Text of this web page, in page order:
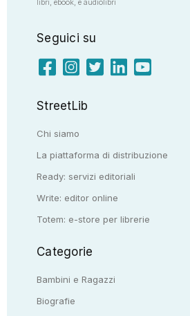
libri, ebook, e audiolibri
Seguici su
StreetLib
Chi siamo
La piattaforma di distribuzione
Ready: servizi editoriali
Write: editor online
Totem: e-store per librerie
Categorie
Bambini e Ragazzi
Biografie